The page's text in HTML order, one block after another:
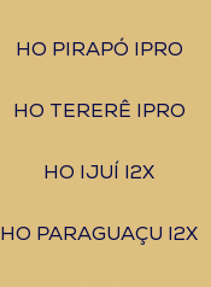
HO PIRAPÓ IPRO
HO TERERÊ IPRO
HO IJUÍ I2X
HO PARAGUAÇU I2X